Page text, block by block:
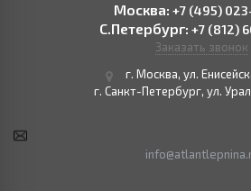
Москва: +7 (495)
С.Петербург: +7 (812)
Заказать звонок
г. Москва, ул.
г. Санкт-Петербург, ул.